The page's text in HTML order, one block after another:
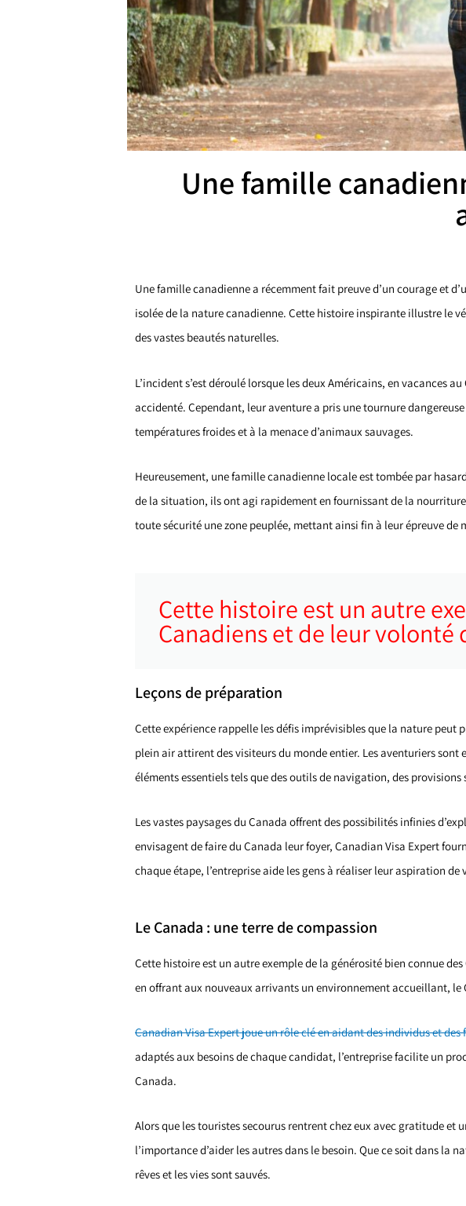
Une famille
Une famille canadienne a récemment fait preuve d’un courage et
isolée de la nature canadienne. Cette histoire inspirante illustre le
des vastes beautés naturelles.
L’incident s’est déroulé lorsque les deux Américains, en vacances
accidenté. Cependant, leur aventure a pris une tournure
températures froides et à la menace d’animaux sauvages.
Heureusement, une famille canadienne locale est tombée par
de la situation, ils ont agi rapidement en fournissant de la
toute sécurité une zone peuplée, mettant ainsi fin à leur épreuve de
Cette histoire est un autre
Canadiens et de leur volonté
Leçons de préparation
Cette expérience rappelle les défis imprévisibles que la nature peut
plein air attirent des visiteurs du monde entier. Les aventuriers
éléments essentiels tels que des outils de navigation, des
Les vastes paysages du Canada offrent des possibilités infinies
envisagent de faire du Canada leur foyer, Canadian Visa Expert
chaque étape, l’entreprise aide les gens à réaliser leur aspiration de
Le Canada : une terre de compassion
Cette histoire est un autre exemple de la générosité bien connue
en offrant aux nouveaux arrivants un environnement accueillant,
Canadian Visa Expert joue un rôle clé en aidant des individus et
adaptés aux besoins de chaque candidat, l’entreprise facilite un
Canada.
Alors que les touristes secourus rentrent chez eux avec gratitude
l’importance d’aider les autres dans le besoin. Que ce soit dans la
rêves et les vies sont sauvés.